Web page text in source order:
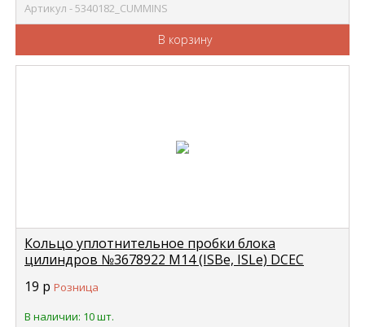
Артикул - 5340182_CUMMINS
В корзину
Кольцо уплотнительное пробки блока
цилиндров №3678922 M14 (ISBe, ISLe) DCEC
19 р Розница
В наличии: 10 шт.